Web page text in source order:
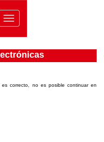
Toggle
navigation
correcto, no es posible continuar en